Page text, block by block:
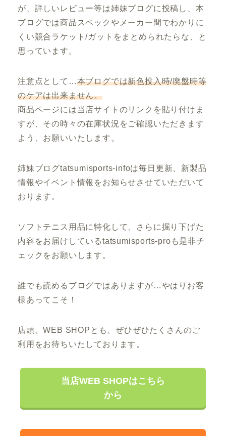
が、詳しいレビュー等は姉妹ブログに投稿し、本
ブログでは商品スペックやメーカー間でわかりに
くい競合ラケット/ガットをまとめられたらな、と
思っています。
注意点として…本ブログでは新色投入時/廃盤時等
のケアは出来ません。
商品ページには当店サイトのリンクを貼り付けま
すが、その時々の在庫状況をご確認いただきます
よう、お願いいたします。
姉妹ブログtatsumisports-infoは毎日更新、新製品
情報やイベント情報をお知らせさせていただいて
おります。
ソフトテニス用品に特化して、さらに掘り下げた
内容をお届けしているtatsumisports-proも是非チ
ェックをお願いします。
誰でも読めるブログではありますが…やはりお客
様あってこそ！
店頭、WEB SHOPとも、ぜひぜひたくさんのご
利用をお待ちいたしております。
当店WEB SHOPはこちら
から